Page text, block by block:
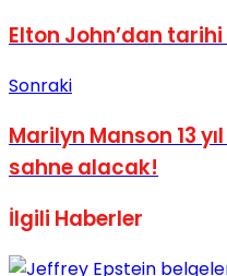
Elton John’dan tarihi
Sonraki
Marilyn Manson 13
sahne alacak!
İlgili Haberler